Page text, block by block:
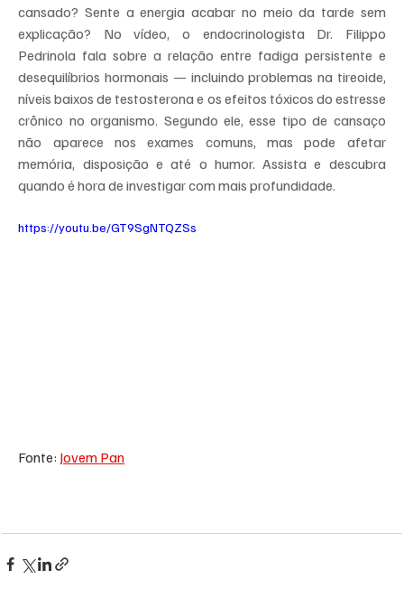
cansado? Sente a energia acabar no meio da tarde sem
explicação? No vídeo, o endocrinologista Dr. Filippo
Pedrinola fala sobre a relação entre fadiga persistente e
desequilíbrios hormonais — incluindo problemas na tireoide,
níveis baixos de testosterona e os efeitos tóxicos do estresse
crônico no organismo. Segundo ele, esse tipo de cansaço
não aparece nos exames comuns, mas pode afetar
memória, disposição e até o humor. Assista e descubra
quando é hora de investigar com mais profundidade.
https://youtu.be/GT9SgNTQZSs
Fonte: Jovem Pan